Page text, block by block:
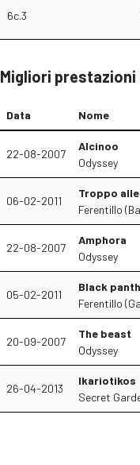
6c.3
Migliori prestazioni
Data Nome
22-08-2007
Alcinoo
Odyssey
06-02-2011
Troppo
Ferentillo
22-08-2007
Amphora
Odyssey
05-02-2011
Black
Ferentillo
20-09-2007
The beast
Odyssey
26-04-2013
Ikariotikos
Secret